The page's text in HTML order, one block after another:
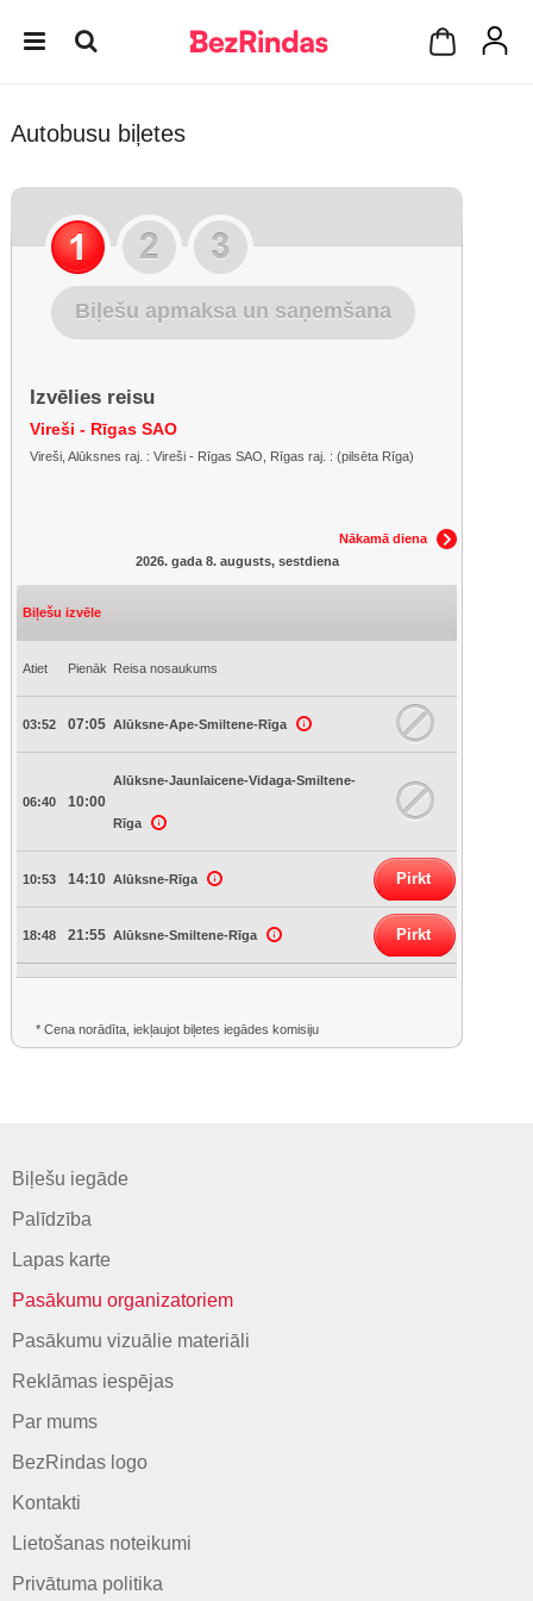
Autobusu biļetes
Biļešu apmaksa un saņemšana
Izvēlies reisu
Vireši - Rīgas SAO
Vireši, Alūksnes raj. : Vireši - Rīgas SAO, Rīgas raj. : (pilsēta Rīga)
Nākamā diena
2026. gada 8. augusts, sestdiena
Biļešu izvēle
Atiet Pienāk Reisa nosaukums
03:52 07:05 Alūksne-Ape-Smiltene-Rīga
06:40 10:00
Alūksne-Jaunlaicene-Vidaga-Smiltene-
Rīga
10:53 14:10 Alūksne-Rīga Pirkt
18:48 21:55 Alūksne-Smiltene-Rīga Pirkt
* Cena norādīta, iekļaujot biļetes iegādes komisiju
Biļešu iegāde
Palīdzība
Lapas karte
Pasākumu organizatoriem
Pasākumu vizuālie materiāli
Reklāmas iespējas
Par mums
BezRindas logo
Kontakti
Lietošanas noteikumi
Privātuma politika